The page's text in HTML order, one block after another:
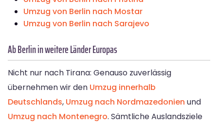
Umzug von Berlin nach Mostar
Umzug von Berlin nach Sarajevo
Ab Berlin in weitere Länder Europas
Nicht nur nach Tirana: Genauso zuverlässig
übernehmen wir den Umzug innerhalb
Deutschlands, Umzug nach Nordmazedonien und
Umzug nach Montenegro. Sämtliche Auslandsziele